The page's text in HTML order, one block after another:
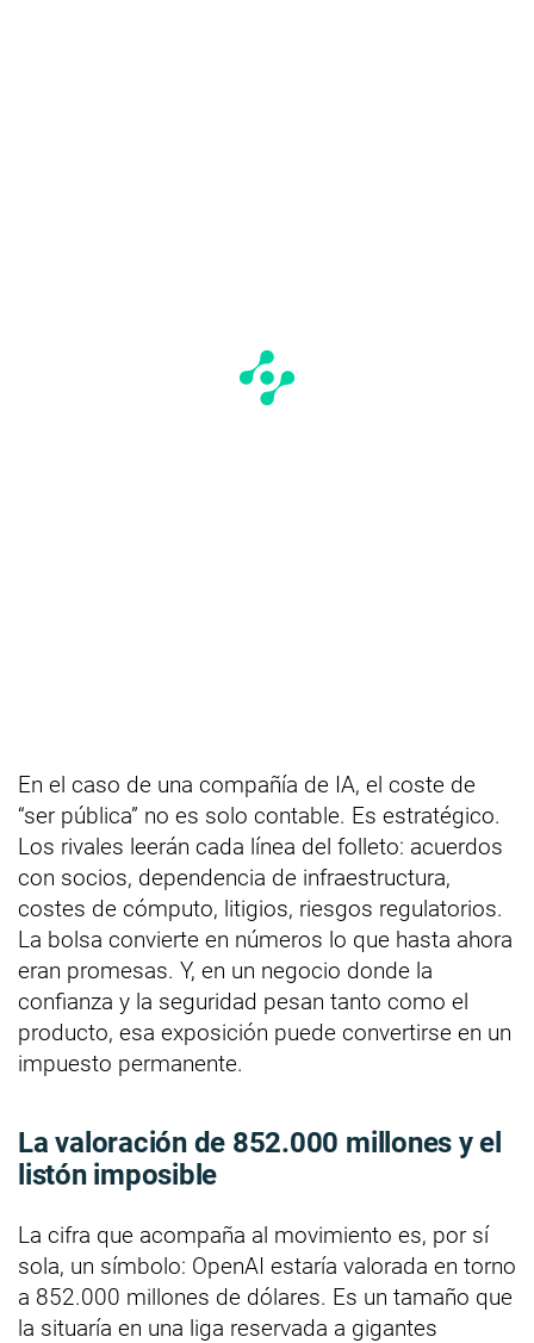
En el caso de una compañía de IA, el coste de
“ser pública” no es solo contable. Es estratégico.
Los rivales leerán cada línea del folleto: acuerdos
con socios, dependencia de infraestructura,
costes de cómputo, litigios, riesgos regulatorios.
La bolsa convierte en números lo que hasta ahora
eran promesas. Y, en un negocio donde la
confianza y la seguridad pesan tanto como el
producto, esa exposición puede convertirse en un
impuesto permanente.
La valoración de 852.000 millones y el
listón imposible
La cifra que acompaña al movimiento es, por sí
sola, un símbolo: OpenAI estaría valorada en torno
a 852.000 millones de dólares. Es un tamaño que
la situaría en una liga reservada a gigantes